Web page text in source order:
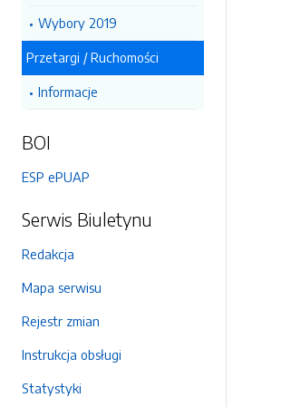
Wybory 2019
Przetargi / Ruchomości
Informacje
BOI
ESP ePUAP
Serwis Biuletynu
Redakcja
Mapa serwisu
Rejestr zmian
Instrukcja obsługi
Statystyki